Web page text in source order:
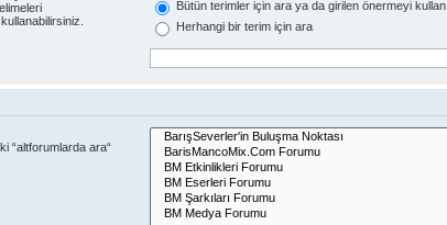
Bütün terimler için ara ya da girilen önermeyi kullan
Herhangi bir terim için ara
“altforumlarda ara“